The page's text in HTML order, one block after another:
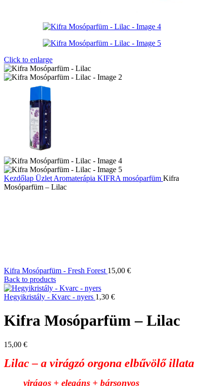
Click to enlarge
Kezdőlap Üzlet Aromaterápia KIFRA mosóparfüm Kifra
Mosóparfüm – Lilac
Kifra Mosóparfüm - Fresh Forest 15,00 €
Back to products
Hegyikristály - Kvarc - nyers 1,30 €
Kifra Mosóparfüm – Lilac
15,00 €
Lilac – a virágzó orgona elbűvölő illata
virágos + elegáns + bársonyos